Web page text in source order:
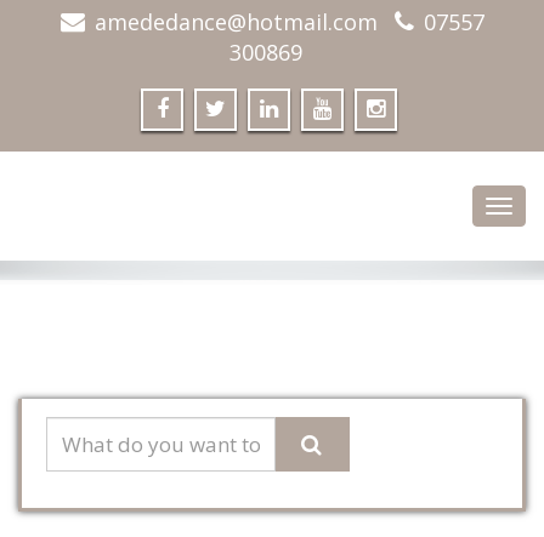
amededance@hotmail.com
07557
300869